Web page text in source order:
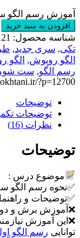
آموزش رسم الگو
افزودن به سبد خرید
شناسه محصول:
تکی, سری جدید,
الگو روپوش, الگو
رسم الگو, ست
?p=12700
توضیحات
توضیحات
نظرات (16)
توضیحات
موضوع درس :
✅نحوه رسم الگو
✅توضیحات و
❌آموزش برش و
❌این آموزش
توانایی رسم الگو